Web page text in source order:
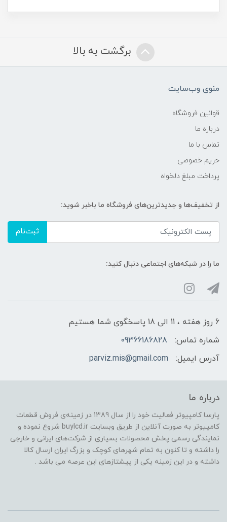
برگشت به بالا
منوی وب‌سایت
قوانین فروشگاه
درباره ما
تماس با ما
حریم خصوصی
پرداخت مبلغ دلخواه
از تخفیف‌ها و جدیدترین‌های فروشگاه ما باخبر شوید:
ثبت‌نام
ما را در شبکه‌های اجتماعی دنبال کنید:
6 روز هفته ، 11 الی 18 پاسخگوی شما هستیم
شماره تماس:
09366186828
آدرس ایمیل:
parviz.mis@gmail.com
درباره ما
پارسا کامپیوتر فعالیت خود را از سال 1389 در زمینه‌ی فروش قطعات
کامپیوتر به صورت آنلاین از طریق وبسایت buylcd.ir شروع نموده و
نمایندگی رسمی پخش محصولات بسیاری از شرکت‌های ایرانی و خارجی
را داشته و تا کنون به تمام شهرهای کوچک و بزرگ ایران ارسال کالا
داشته و در این زمینه یکی از پیشتازهای این عرصه می باشد .